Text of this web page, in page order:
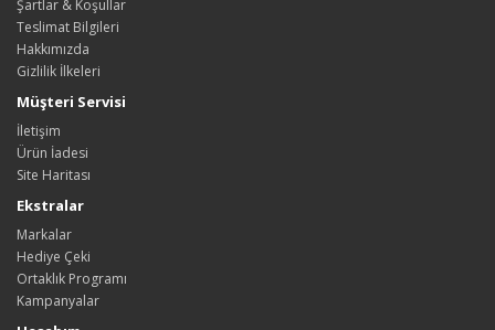
Şartlar & Koşullar
Teslimat Bilgileri
Hakkımızda
Gizlilik İlkeleri
Müşteri Servisi
İletişim
Ürün İadesi
Site Haritası
Ekstralar
Markalar
Hediye Çeki
Ortaklık Programı
Kampanyalar